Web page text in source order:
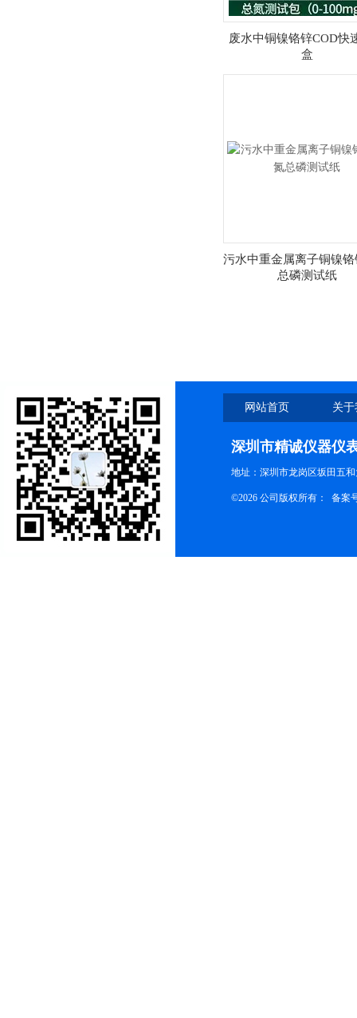
废水中铜镍铬锌COD快
盒
污水中重金属离子铜镍
总磷测试纸
网站首页 关
深圳市精诚仪器仪
地址：深圳市龙岗区坂田五
©2026 公司版权所有： 备案